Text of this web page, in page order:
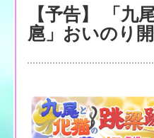
【予告】 「九
扈」おいのり